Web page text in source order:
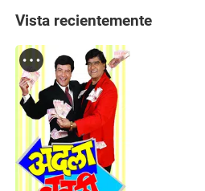
Vista recientemente